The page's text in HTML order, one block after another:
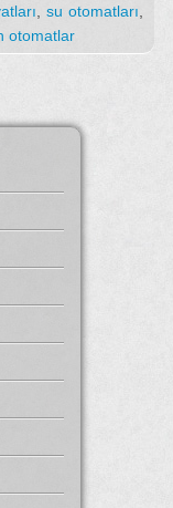
su otomatları
otomatlar